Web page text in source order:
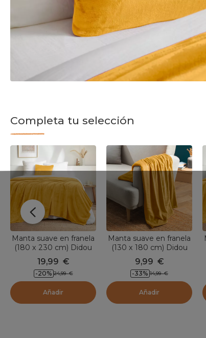
Completa tu selección
Manta suave en franela
(180 x 230 cm) Didou
Mostaza Amarilla
19,99 €
-20% 24,99 €
Añadir
Manta suave en franela
(130 x 180 cm) Didou
Mostaza Amarilla
9,99 €
-33% 14,99 €
Añadir